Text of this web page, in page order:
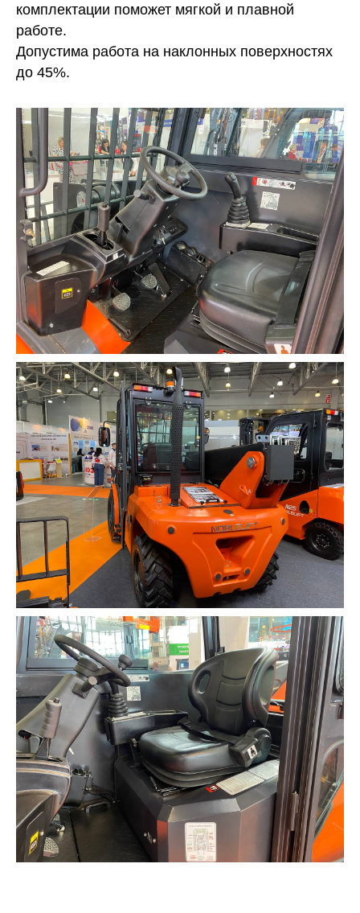
комплектации поможет мягкой и плавной
работе.
Допустима работа на наклонных поверхностях
до 45%.